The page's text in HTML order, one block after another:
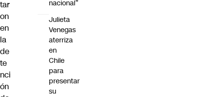
tar
on
en
la
de
te
nci
ón
nacional”
Julieta
Venegas
aterriza
en
Chile
para
presentar
su